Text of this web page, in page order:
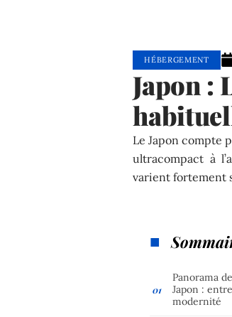
HÉBERGEMENT
Japon :
Le Japon compte
ultracompact à
varient fortement
Panorama
Japon :
modernité